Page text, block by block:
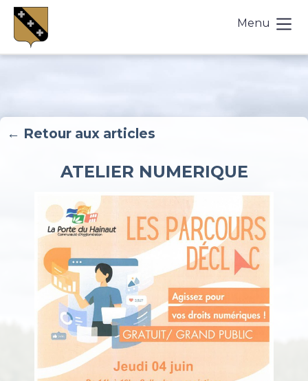
Menu
← Retour aux articles
ATELIER NUMERIQUE